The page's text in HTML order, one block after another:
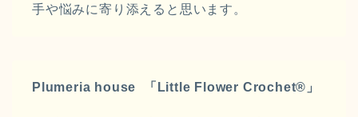
手や悩みに寄り添えると思います。
Plumeria house 「 Little Flower Crochet®️」